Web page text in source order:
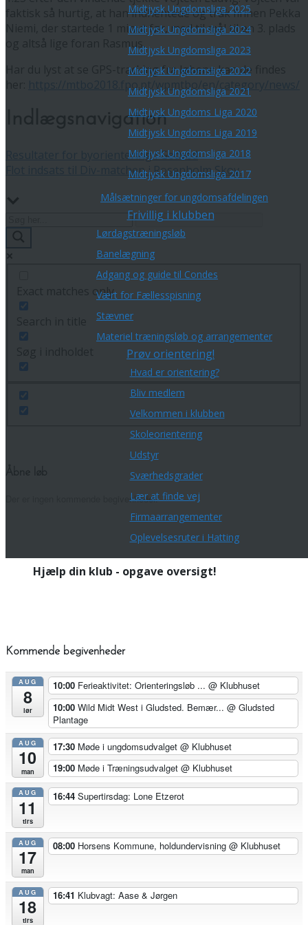
Midtjysk Ungdomsliga 2025
Midtjysk Ungdomsliga 2024
Midtjysk Ungdomsliga 2023
Midtjysk Ungdomsliga 2022
Midtjysk Ungdomsliga 2021
Midtjysk Ungdoms Liga 2020
Midtjysk Ungdoms Liga 2019
Midtjysk Ungdomsliga 2018
Midtjysk Ungdomsliga 2017
Målsætninger for ungdomsafdelingen
Frivillig i klubben
Lørdagstræningsløb
Banelægning
Adgang og guide til Condes
Vært for Fællesspisning
Stævner
Materiel træningsløb og arrangementer
Prøv orientering!
Hvad er orientering?
Bliv medlem
Velkommen i klubben
Skoleorientering
Udstyr
Sværhedsgrader
Lær at finde vej
Firmaarrangementer
Oplevelsesruter i Hatting
faktisk så hurtig, at han indhentede og trak finnen Pekka
Niemi, der startede 1 minut før, med til mål til en 3. plads
og altså lige foran Rasmus.
Har du lyst at se GPS-tracking fra løbene kan de findes
https://mtbo2018.fpo.pt/wpmtbo/en/category/news/
Indlægsnavigation
Resultater for byorientering i Gedved
Flot indsats til Div-matchen i Rosenholm Skov.
Exact matches only
Der er ingen kommende begivenheder.
Hjælp din klub - opgave oversigt!
Kommende begivenheder
AUG
8
lør
10:00 Ferieaktivitet: Orienteringsløb ... @ Klubhuset
10:00 Wild Midt West i Gludsted. Bemær... @ Gludsted
Plantage
AUG
10
man
17:30 Møde i ungdomsudvalget @ Klubhuset
19:00 Møde i Træningsudvalget @ Klubhuset
AUG
11
tirs
16:44 Supertirsdag: Lone Etzerot
AUG
17
man
08:00 Horsens Kommune, holdundervisning @ Klubhuset
AUG
18
tirs
16:41 Klubvagt: Aase & Jørgen